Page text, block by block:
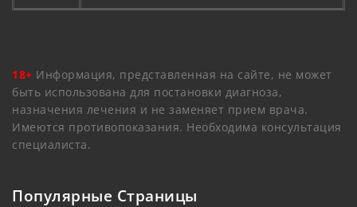
18+ Информация, представленная на сайте, не может
быть использована для постановки диагноза,
назначения лечения и не заменяет прием врача.
Имеются противопоказания. Необходима консультация
специалиста.
Популярные Страницы